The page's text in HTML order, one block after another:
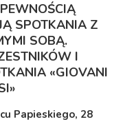
SPOTKANIA Z
SOBĄ.
I
«GIOVANI
Papieskiego, 28